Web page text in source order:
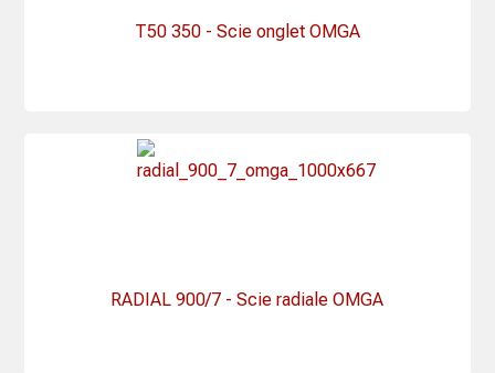
T50 350 - Scie onglet OMGA
RADIAL 900/7 - Scie radiale OMGA